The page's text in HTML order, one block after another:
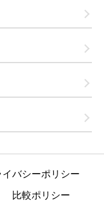
イバシーポリシー
比較ポリシー